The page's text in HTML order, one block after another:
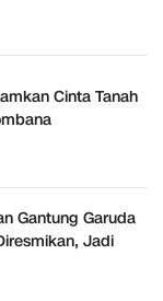
Cinta Tanah
Gantung Garuda
Jadi